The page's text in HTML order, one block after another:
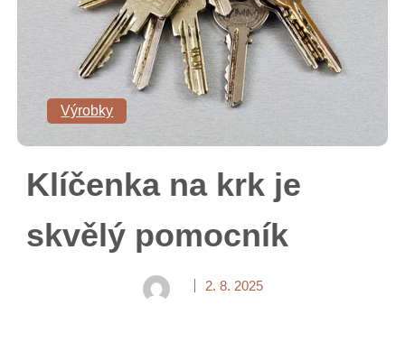
Výrobky
Klíčenka na krk je
skvělý pomocník
2. 8. 2025